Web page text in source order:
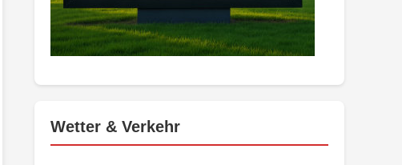
Wetter & Verkehr